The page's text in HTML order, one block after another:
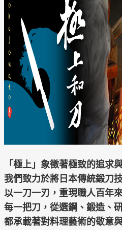
「極上」象徵著極致的追求
我們致力於將日本傳統鍛刀
以一刀一刃，重現職人百年
每一把刀，從選鋼、鍛造、
都承載著對料理藝術的敬意